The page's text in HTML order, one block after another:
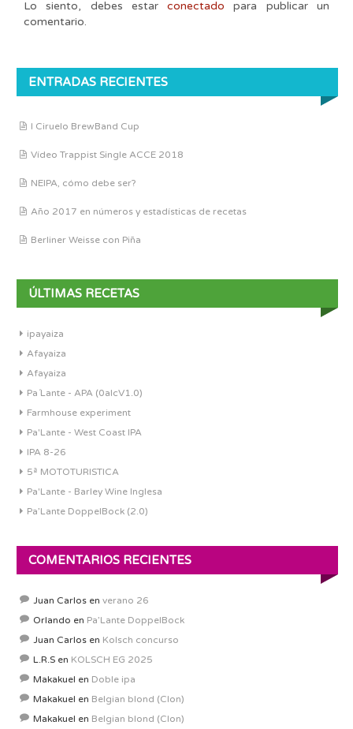
Lo siento, debes estarconectado para publicar un
comentario.
ENTRADAS RECIENTES
I Ciruelo BrewBand Cup
Vídeo Trappist Single ACCE 2018
NEIPA, cómo debe ser?
Año 2017 en números y estadísticas de recetas
Berliner Weisse con Piña
ÚLTIMAS RECETAS
ipayaiza
Afayaiza
Afayaiza
Pa´Lante - APA (0alcV1.0)
Farmhouse experiment
Pa'Lante - West Coast IPA
IPA 8-26
5ª MOTOTURISTICA
Pa'Lante - Barley Wine Inglesa
Pa’Lante DoppelBock (2.0)
COMENTARIOS RECIENTES
Juan Carlos en verano 26
Orlando en Pa’Lante DoppelBock
Juan Carlos en Kolsch concurso
L.R.S en KOLSCH EG 2025
Makakuel en Doble ipa
Makakuel en Belgian blond (Clon)
Makakuel en Belgian blond (Clon)